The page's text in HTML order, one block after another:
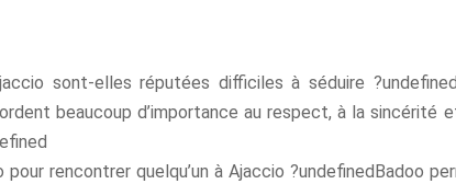
sont-elles réputées difficiles à séduire
beaucoup d’importance au respect, à la
pour rencontrer quelqu’un à Ajaccio